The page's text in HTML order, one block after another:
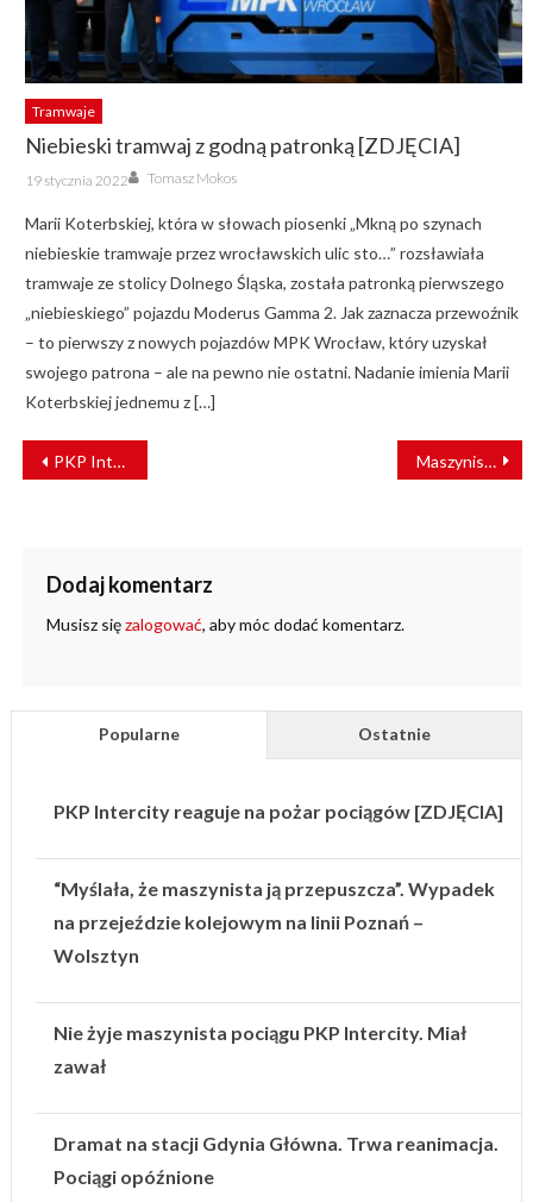
Tramwaje
Niebieski tramwaj z godną patronką [ZDJĘCIA]
Posted
on
19 stycznia 2022 Author
Tomasz Mokos
Marii Koterbskiej, która w słowach piosenki „Mkną po szynach
niebieskie tramwaje przez wrocławskich ulic sto…” rozsławiała
tramwaje ze stolicy Dolnego Śląska, została patronką pierwszego
„niebieskiego” pojazdu Moderus Gamma 2. Jak zaznacza przewoźnik
– to pierwszy z nowych pojazdów MPK Wrocław, który uzyskał
swojego patrona – ale na pewno nie ostatni. Nadanie imienia Marii
Koterbskiej jednemu z […]
NAWIGACJA
WPISU
PKP Intercity: Nowy wagon H. Cegielski wymaga poprawek Maszynista KM mistrzem ekologicznej jazdy
Dodaj komentarz
Musisz sięzalogować, aby móc dodać komentarz.
Popularne Ostatnie
PKP Intercity reaguje na pożar pociągów [ZDJĘCIA]
“Myślała, że maszynista ją przepuszcza”. Wypadek
na przejeździe kolejowym na linii Poznań –
Wolsztyn
Nie żyje maszynista pociągu PKP Intercity. Miał
zawał
Dramat na stacji Gdynia Główna. Trwa reanimacja.
Pociągi opóźnione